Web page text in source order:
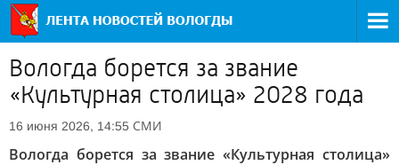
Вологда борется за звание
«Культурная столица» 2028 года
16 июня 2026, 14:55 СМИ
Вологда борется за звание «Культурная столица»